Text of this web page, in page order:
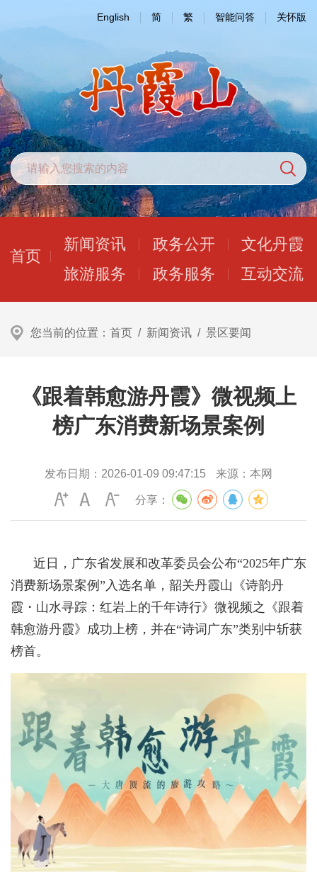
English 简 繁 智能问答 关怀版
首页
新闻资讯 政务公开
文化丹霞
旅游服务
政务服务 互动交流
您当前的位置： 首页 / 新闻资讯 / 景区要闻
《跟着韩愈游丹霞》微视频上
榜广东消费新场景案例
发布日期： 2026-01-09 09:47:15 来源： 本网
分享：
近日，广东省发展和改革委员会公布“2025年广东
消费新场景案例”入选名单，韶关丹霞山《诗韵丹
霞・山水寻踪：红岩上的千年诗行》微视频之《跟着
韩愈游丹霞》成功上榜，并在“诗词广东”类别中斩获
榜首。